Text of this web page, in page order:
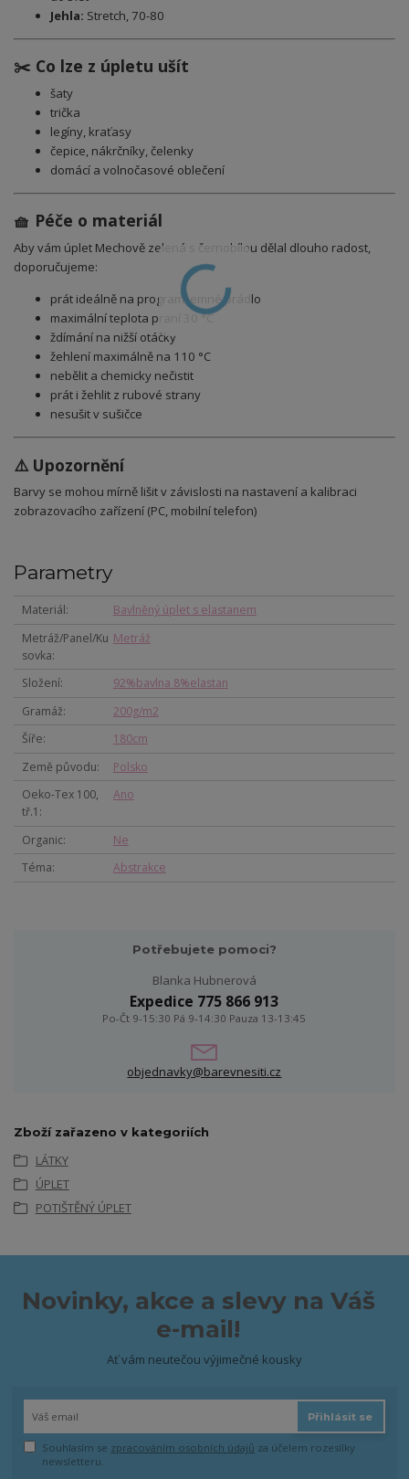
Jehla: Stretch, 70-80
✂️ Co lze z úpletu ušít
šaty
trička
legíny, kraťasy
čepice, nákrčníky, čelenky
domácí a volnočasové oblečení
🧺 Péče o materiál
Aby vám úplet Mechově zelená s černobílou dělal dlouho radost,
doporučujeme:
prát ideálně na program jemné prádlo
maximální teplota praní 30 °C
ždímání na nižší otáčky
žehlení maximálně na 110 °C
nebělit a chemicky nečistit
prát i žehlit z rubové strany
nesušit v sušičce
⚠️ Upozornění
Barvy se mohou mírně lišit v závislosti na nastavení a kalibraci
zobrazovacího zařízení (PC, mobilní telefon)
Parametry
Materiál
Bavlněný úplet s elastanem
Metráž/Panel/Ku
sovka
Metráž
Složení
92%bavlna 8%elastan
Gramáž
200g/m2
Šíře
180cm
Země původu
Polsko
Oeko-Tex 100,
tř.1
Ano
Organic
Ne
Téma
Abstrakce
Potřebujete pomoci?
Blanka Hubnerová
Expedice 775 866 913
Po-Čt 9-15:30 Pá 9-14:30 Pauza 13-13:45
objednavky@barevnesiti.cz
Zboží zařazeno v kategoriích
LÁTKY
ÚPLET
POTIŠTĚNÝ ÚPLET
Novinky, akce a slevy na Váš
e-mail!
Ať vám neutečou výjimečné kousky
Přihlásit se
Souhlasím se zpracováním osobních údajů za účelem rozesílky
newsletteru.